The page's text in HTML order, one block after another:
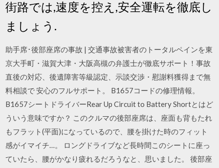
街路では,速度を控え,安全運転を徹底し
ましょう.
助手席･後部座席の事故 | 交通事故被害者のトータルペインを東
京大手町・滋賀大津・大阪高槻の弁護士が徹底サポート！事故
直後の対応、後遺障害等級認定、示談交渉・慰謝料獲得まで無
料相談で 安心のフルサポート。 B1657コードの修理情報。
B1657シートドライバーRear Up Circuit to Battery Shortとはど
ういう意味ですか？ このクルマの後部座席は、座面も背もたれ
もフラット(平面)になっているので、腰を掛けた時のフィット
感がイマイチ…。 ロングドライブなど長時間このシートに座っ
ていたら、腰がかなり疲れるだろうなと、思いました。 後部座